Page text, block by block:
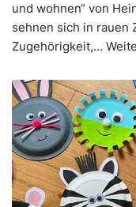
und wohnen“ von
sehnen sich in rauen
Zugehörigkeit,…